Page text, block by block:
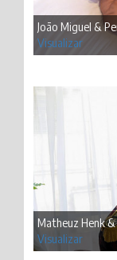
João Miguel &
Visualizar
Matheuz Henk
Visualizar